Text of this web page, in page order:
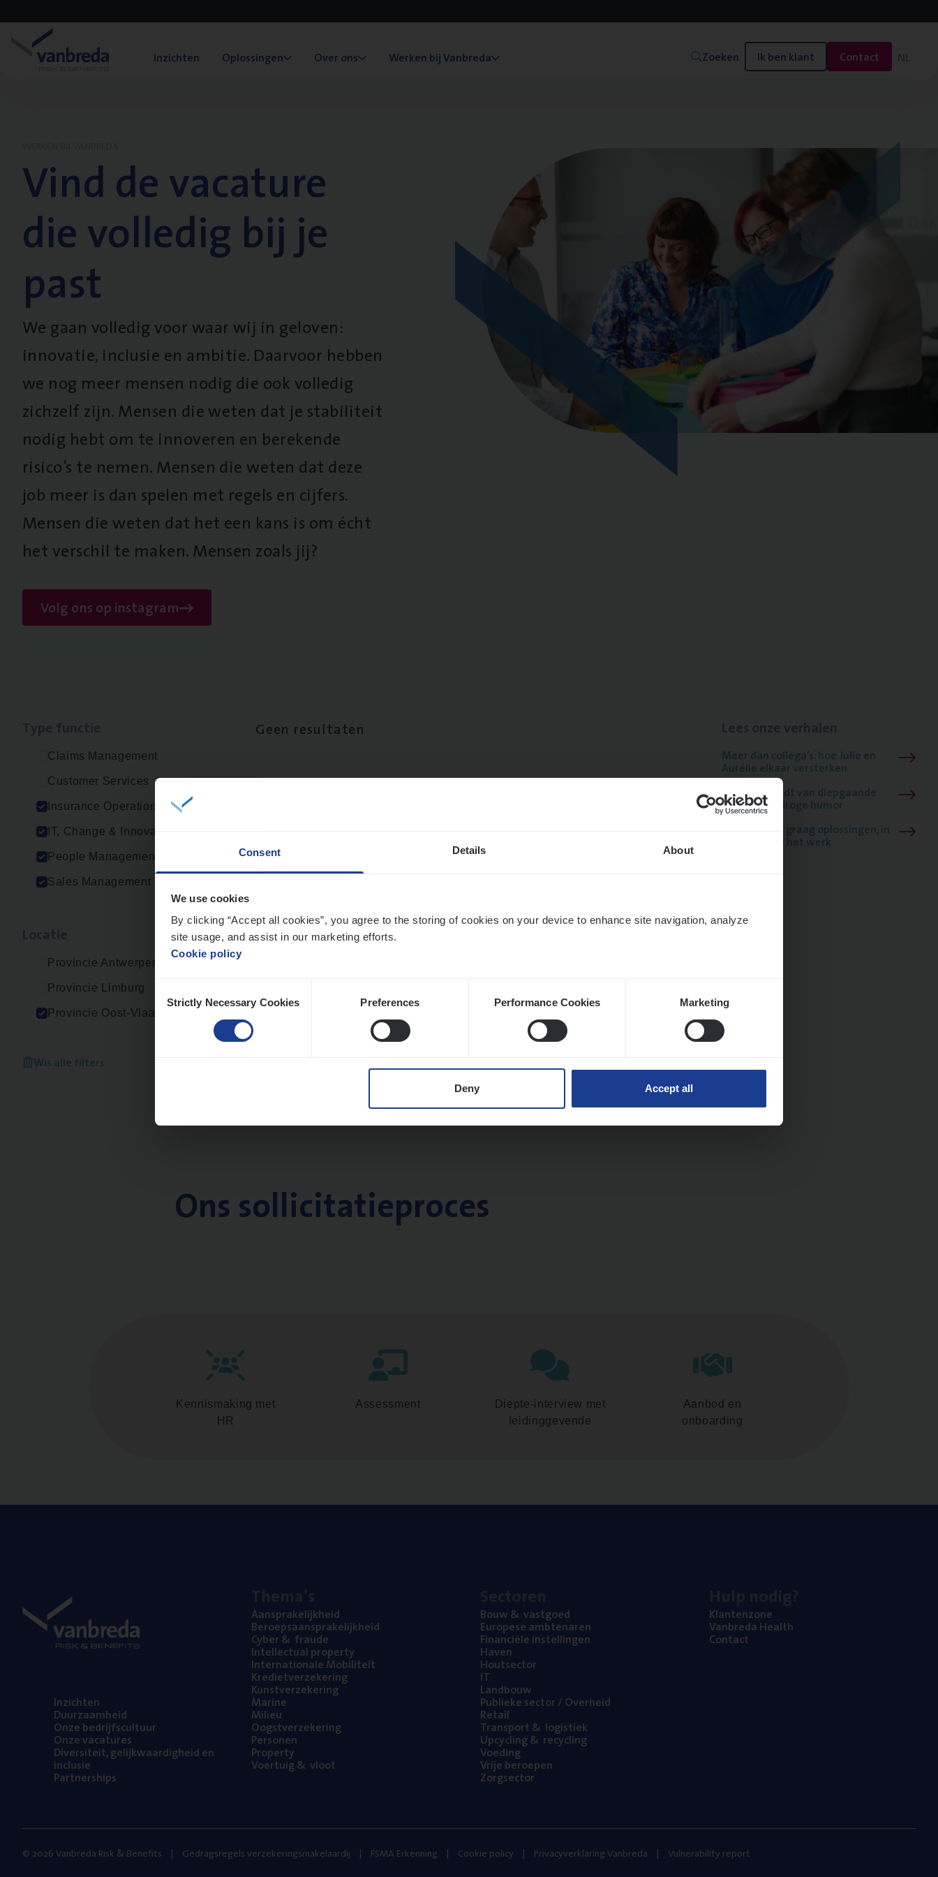
Consent Details About
We use cookies
By clicking “Accept all cookies”, you agree to the storing of cookies on your device to enhance site navigation, analyze
site usage, and assist in our marketing efforts.
Cookie policy
Selection
Strictly Necessary Cookies Preferences Performance Cookies Marketing
Deny Accept all
Inzichten Oplossingen Over ons Werken bij Vanbreda Zoeken Ik ben klant Contact NL
Vind de vacature
die volledig bij je
past
We gaan volledig voor waar wij in geloven:
innovatie, inclusie en ambitie. Daarvoor hebben
we nog meer mensen nodig die ook volledig
zichzelf zijn. Mensen die weten dat je stabiliteit
nodig hebt om te innoveren en berekende
risico’s te nemen. Mensen die weten dat deze
job meer is dan spelen met regels en cijfers.
Mensen die weten dat het een kans is om écht
het verschil te maken. Mensen zoals jij?
Volg ons op instagram
Claims Management
Customer Services
Insurance Operations
IT, Change & Innovation
People Management
Sales Management
Provincie Antwerpen
Provincie Limburg
Provincie Oost-Vlaanderen
Wis alle filters
Geen resultaten
Meer dan collega’s: hoe Julie en
Aurélie elkaar versterken
Mathias houdt van diepgaande
dossiers én droge humor
Thalia zoekt graag oplossingen, in
games én op het werk
Ons sollicitatieproces
Kennismaking met
HR
Assessment
Diepte-interview met
leidinggevende
Aanbod en
onboarding
Inzich­ten
Duur­zaam­heid
Onze bedrijfs­cul­tuur
Onze vaca­tu­res
Diver­si­teit, gelijk­waar­dig­heid en
inclusie
Part­ner­ships
Aan­spra­ke­lijk­heid
Beroeps­aan­spra­ke­lijk­heid
Cyber& fraude
Intel­lec­tu­al property
Inter­na­ti­o­na­le Mobiliteit
Kre­diet­ver­ze­ke­ring
Kunst­ver­ze­ke­ring
Mari­ne
Mili­eu
Oogst­ver­ze­ke­ring
Per­so­nen
Pro­per­ty
Voer­tuig& vloot
Bouw& vastgoed
Euro­pe­se ambtenaren
Finan­ci­ë­le instellingen
Haven
Hout­sec­tor
IT
Land­bouw
Publie­ke sec­tor / Overheid
Retail
Trans­port& logistiek
Upcy­cling& recycling
Voe­ding
Vrije beroe­pen
Zorg­sec­tor
Klan­ten­zo­ne
Van­b­re­da Health
Con­tact
© 2026 Vanbreda Risk & Benefits Gedragsregels verzekeringsmakelaardij FSMA Erkenning Cookie policy Privacyverklaring Vanbreda Vulnerability report